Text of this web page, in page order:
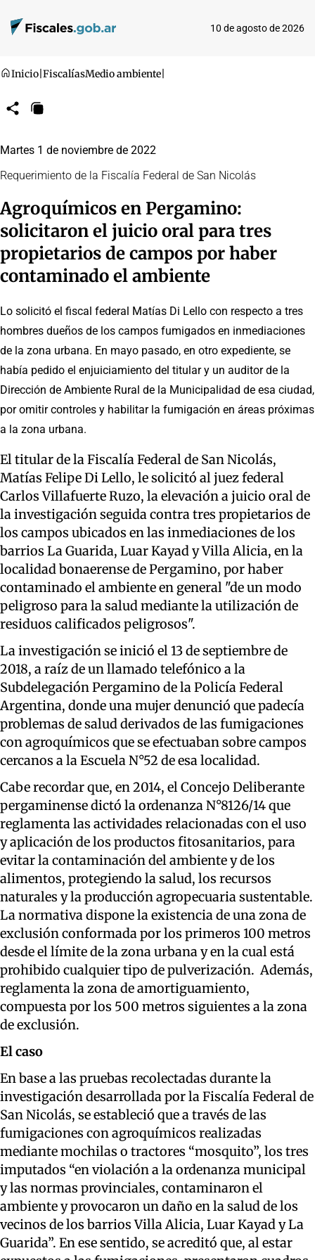
10 de agosto de 2026
Inicio FiscalíasMedio ambiente
CompartirCopiar
Martes 1 de noviembre de 2022
Requerimiento de la Fiscalía Federal de San Nicolás
Agroquímicos en Pergamino:
solicitaron el juicio oral para tres
propietarios de campos por haber
contaminado el ambiente
Lo solicitó el fiscal federal Matías Di Lello con respecto a tres
hombres dueños de los campos fumigados en inmediaciones
de la zona urbana. En mayo pasado, en otro expediente, se
había pedido el enjuiciamiento del titular y un auditor de la
Dirección de Ambiente Rural de la Municipalidad de esa ciudad,
por omitir controles y habilitar la fumigación en áreas próximas
a la zona urbana.
El titular de la Fiscalía Federal de San Nicolás,
Matías Felipe Di Lello, le solicitó al juez federal
Carlos Villafuerte Ruzo, la elevación a juicio oral de
la investigación seguida contra tres propietarios de
los campos ubicados en las inmediaciones de los
barrios La Guarida, Luar Kayad y Villa Alicia, en la
localidad bonaerense de Pergamino, por haber
contaminado el ambiente en general "de un modo
peligroso para la salud mediante la utilización de
residuos calificados peligrosos".
La investigación se inició el 13 de septiembre de
2018, a raíz de un llamado telefónico a la
Subdelegación Pergamino de la Policía Federal
Argentina, donde una mujer denunció que padecía
problemas de salud derivados de las fumigaciones
con agroquímicos que se efectuaban sobre campos
cercanos a la Escuela N°52 de esa localidad.
Cabe recordar que, en 2014, el Concejo Deliberante
pergaminense dictó la ordenanza N°8126/14 que
reglamenta las actividades relacionadas con el uso
y aplicación de los productos fitosanitarios, para
evitar la contaminación del ambiente y de los
alimentos, protegiendo la salud, los recursos
naturales y la producción agropecuaria sustentable.
La normativa dispone la existencia de una zona de
exclusión conformada por los primeros 100 metros
desde el límite de la zona urbana y en la cual está
prohibido cualquier tipo de pulverización. Además,
reglamenta la zona de amortiguamiento,
compuesta por los 500 metros siguientes a la zona
de exclusión.
El caso
En base a las pruebas recolectadas durante la
investigación desarrollada por la Fiscalía Federal de
San Nicolás, se estableció que a través de las
fumigaciones con agroquímicos realizadas
mediante mochilas o tractores “mosquito”, los tres
imputados “en violación a la ordenanza municipal
y las normas provinciales, contaminaron el
ambiente y provocaron un daño en la salud de los
vecinos de los barrios Villa Alicia, Luar Kayad y La
Guarida”. En ese sentido, se acreditó que, al estar